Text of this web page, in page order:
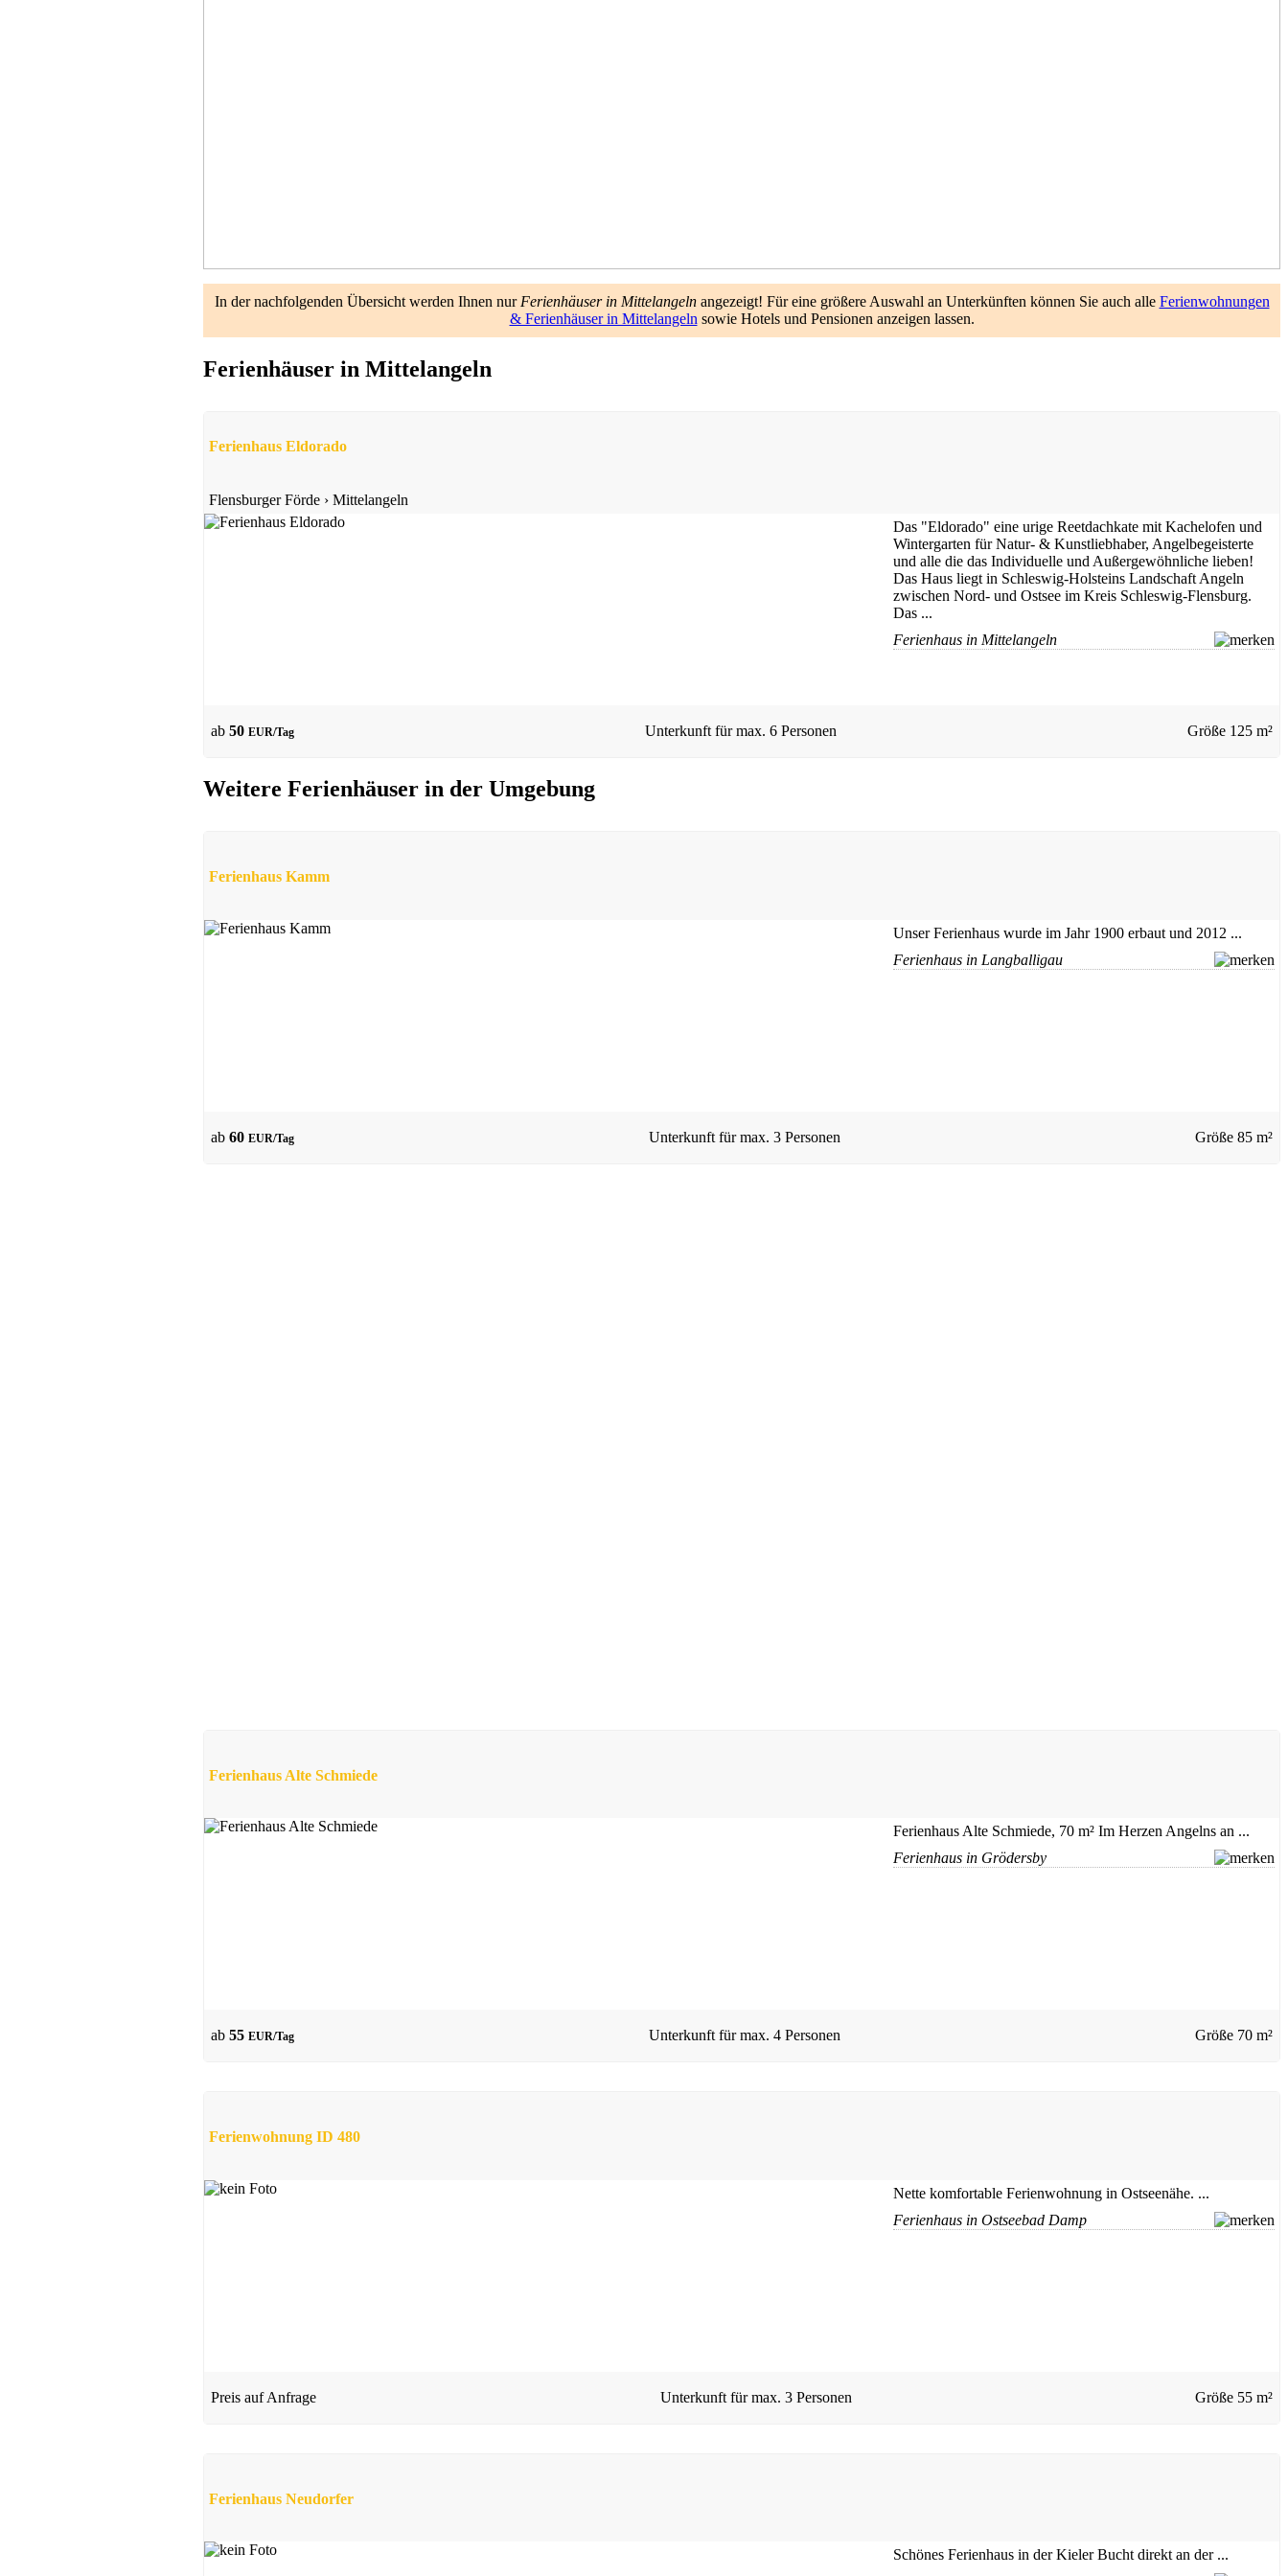
In der nachfolgenden Übersicht werden Ihnen nur Ferienhäuser in Mittelangelnangezeigt! Für eine größere Auswahl an Unterkünften können Sie auch alle Ferienwohnungen
& Ferienhäuser in Mittelangeln sowie Hotels und Pensionen anzeigen lassen.
Ferienhäuser in Mittelangeln
Ferienhaus Eldorado
Flensburger Förde › Mittelangeln
Das "Eldorado" eine urige Reetdachkate mit Kachelofen und
Wintergarten für Natur- & Kunstliebhaber, Angelbegeisterte
und alle die das Individuelle und Außergewöhnliche lieben!
Das Haus liegt in Schleswig-Holsteins Landschaft Angeln
zwischen Nord- und Ostsee im Kreis Schleswig-Flensburg.
Das ...
Ferienhaus in Mittelangeln
ab 50 EUR/Tag Unterkunft für max. 6 Personen Größe 125 m²
Weitere Ferienhäuser in der Umgebung
Ferienhaus Kamm
Unser Ferienhaus wurde im Jahr 1900 erbaut und 2012 ...
Ferienhaus in Langballigau
ab 60 EUR/Tag Unterkunft für max. 3 Personen Größe 85 m²
Ferienhaus Alte Schmiede
Ferienhaus Alte Schmiede, 70 m² Im Herzen Angelns an ...
Ferienhaus in Grödersby
ab 55 EUR/Tag Unterkunft für max. 4 Personen Größe 70 m²
Ferienwohnung ID 480
Nette komfortable Ferienwohnung in Ostseenähe. ...
Ferienhaus in Ostseebad Damp
Preis auf Anfrage Unterkunft für max. 3 Personen Größe 55 m²
Ferienhaus Neudorfer
Schönes Ferienhaus in der Kieler Bucht direkt an der ...